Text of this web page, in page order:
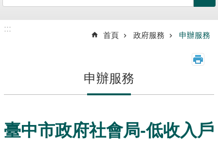
常
生
資
訊
:::
首頁 政府服務 申辦服務
申辦服務
臺中市政府社會局-低收入戶